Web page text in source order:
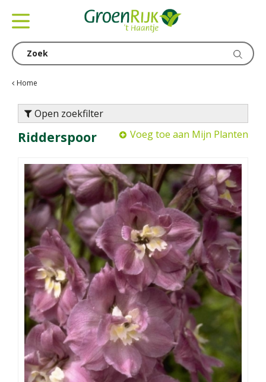
Home
Open zoekfilter
Ridderspoor Voeg toe aan Mijn Planten